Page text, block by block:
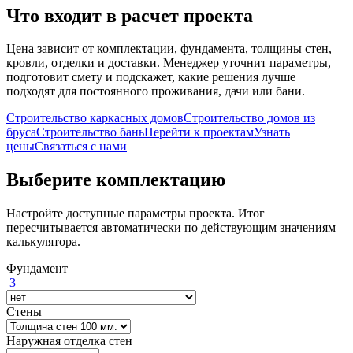
Что входит в расчет проекта
Цена зависит от комплектации, фундамента, толщины стен,
кровли, отделки и доставки. Менеджер уточнит параметры,
подготовит смету и подскажет, какие решения лучше
подходят для постоянного проживания, дачи или бани.
Строительство каркасных домовСтроительство домов из
брусаСтроительство баньПерейти к проектамУзнать
ценыСвязаться с нами
Выберите комплектацию
Настройте доступные параметры проекта. Итог
пересчитывается автоматически по действующим значениям
калькулятора.
Фундамент
3
Стены
Наружная отделка стен